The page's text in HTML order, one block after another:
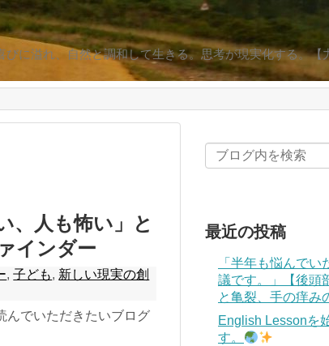
に溢れ、自然と調和して生きる。思考が現実化する。【
、人も怖い」と
インダー
,子ども, 新しい現実の創
んでいただきたいブログ
最近の投稿
「半年も悩んでい
議です。」【後頭
と亀裂、手の痒み
English Lessonを
す。